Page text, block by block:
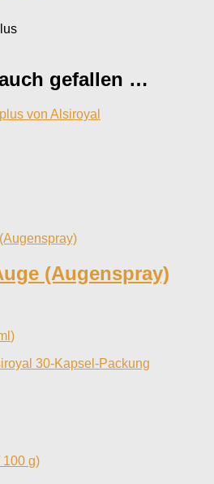
gefallen …
(Augenspray)
)
100 g)